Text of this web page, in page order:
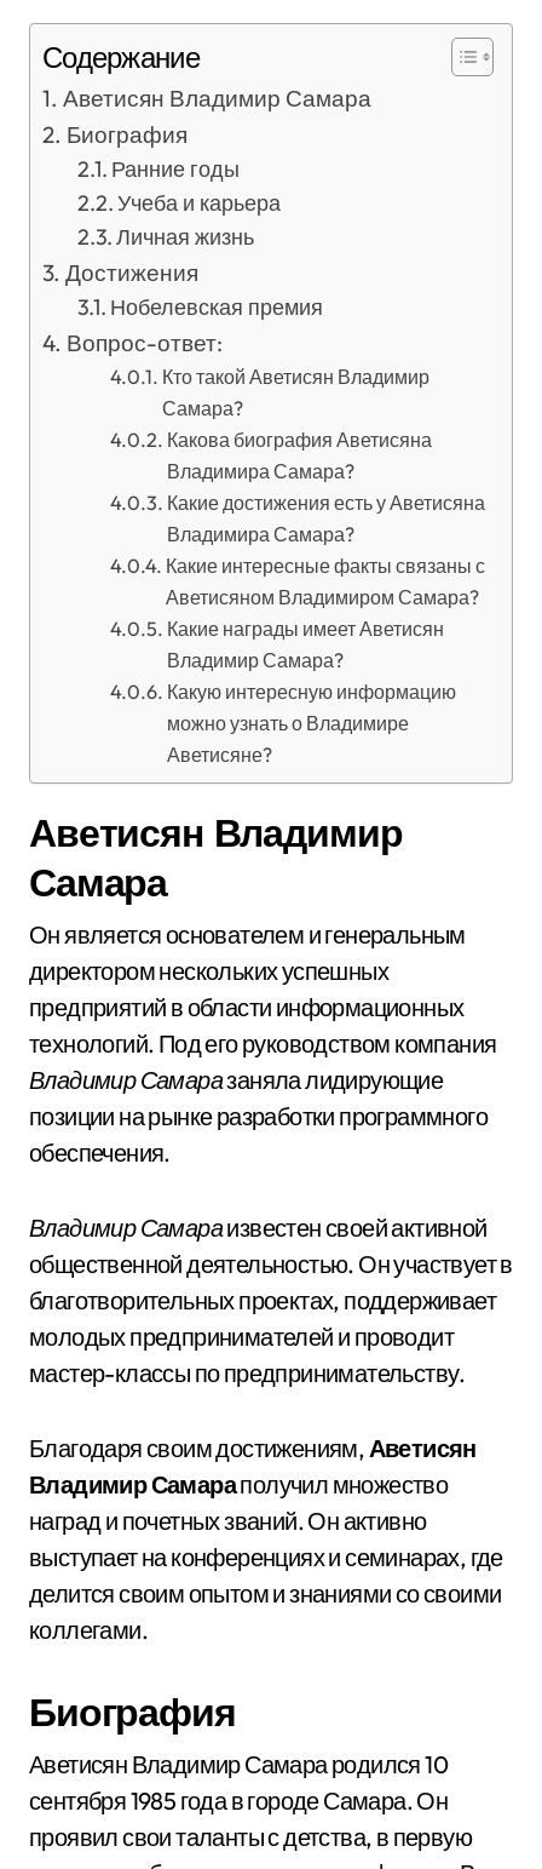
Содержание
Аветисян Владимир Самара
Биография
Ранние годы
Учеба и карьера
Личная жизнь
Достижения
Нобелевская премия
Вопрос-ответ:
Кто такой Аветисян Владимир
Самара?
Какова биография Аветисяна
Владимира Самара?
Какие достижения есть у Аветисяна
Владимира Самара?
Какие интересные факты связаны с
Аветисяном Владимиром Самара?
Какие награды имеет Аветисян
Владимир Самара?
Какую интересную информацию
можно узнать о Владимире
Аветисяне?
Аветисян Владимир
Самара
Он является основателем и генеральным
директором нескольких успешных
предприятий в области информационных
технологий. Под его руководством компания
Владимир Самаразаняла лидирующие
позиции на рынке разработки программного
обеспечения.
Владимир Самараизвестен своей активной
общественной деятельностью. Он участвует в
благотворительных проектах, поддерживает
молодых предпринимателей и проводит
мастер-классы по предпринимательству.
Благодаря своим достижениям,Аветисян
Владимир Самараполучил множество
наград и почетных званий. Он активно
выступает на конференциях и семинарах, где
делится своим опытом и знаниями со своими
коллегами.
Биография
Аветисян Владимир Самара родился 10
сентября 1985 года в городе Самара. Он
проявил свои таланты с детства, в первую